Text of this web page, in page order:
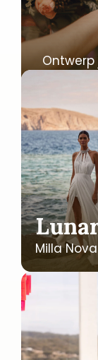
Milla Nova